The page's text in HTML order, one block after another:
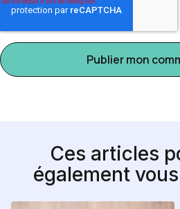
Ces articles
également